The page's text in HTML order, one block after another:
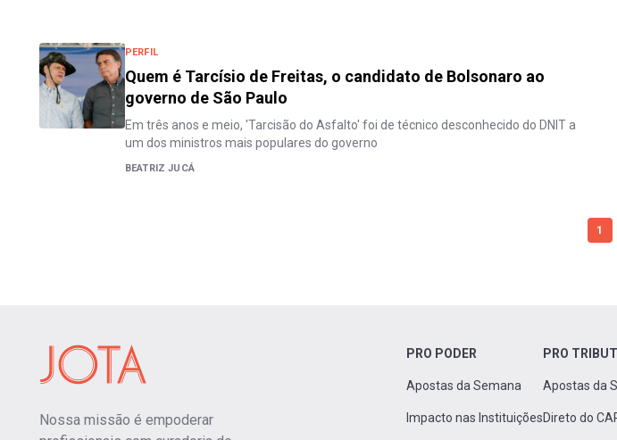
PERFIL
Quem é Tarcísio de Freitas, o candidato de Bolsonaro ao
governo de São Paulo
Em três anos e meio, 'Tarcisão do Asfalto' foi de técnico desconhecido do DNIT a
um dos ministros mais populares do governo
BEATRIZ JUCÁ
1
Nossa missão é empoderar
PRO PODER
Apostas da Semana
Impacto nas Instituições
PRO
Apostas da
Direto do